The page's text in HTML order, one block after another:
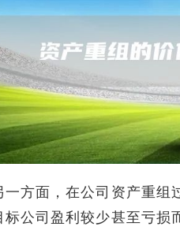
一方面，在公司资产重组
标公司盈利较少甚至亏损